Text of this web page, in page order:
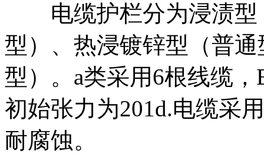
电缆护栏分为浸渍型
型）、热浸镀锌型（普
型）。a类采用6根线缆
初始张力为201d.电缆采
耐腐蚀。